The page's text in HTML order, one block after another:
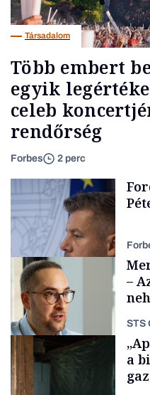
Társadalom
Több embert
egyik
celeb
rendőrség
Forbes 2 perc
Energia
–
STS
a